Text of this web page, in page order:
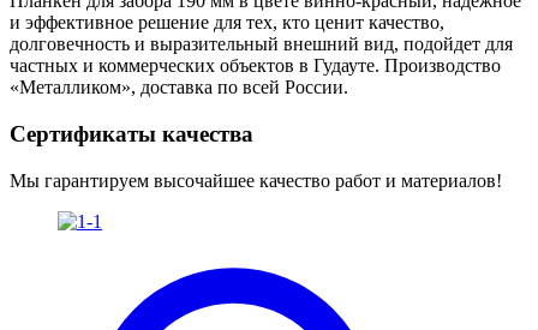
и эффективное решение для тех, кто ценит качество,
долговечность и выразительный внешний вид, подойдет для
частных и коммерческих объектов в Гудауте. Производство
«Металликом», доставка по всей России.
Сертификаты качества
Мы гарантируем высочайшее качество работ и материалов!